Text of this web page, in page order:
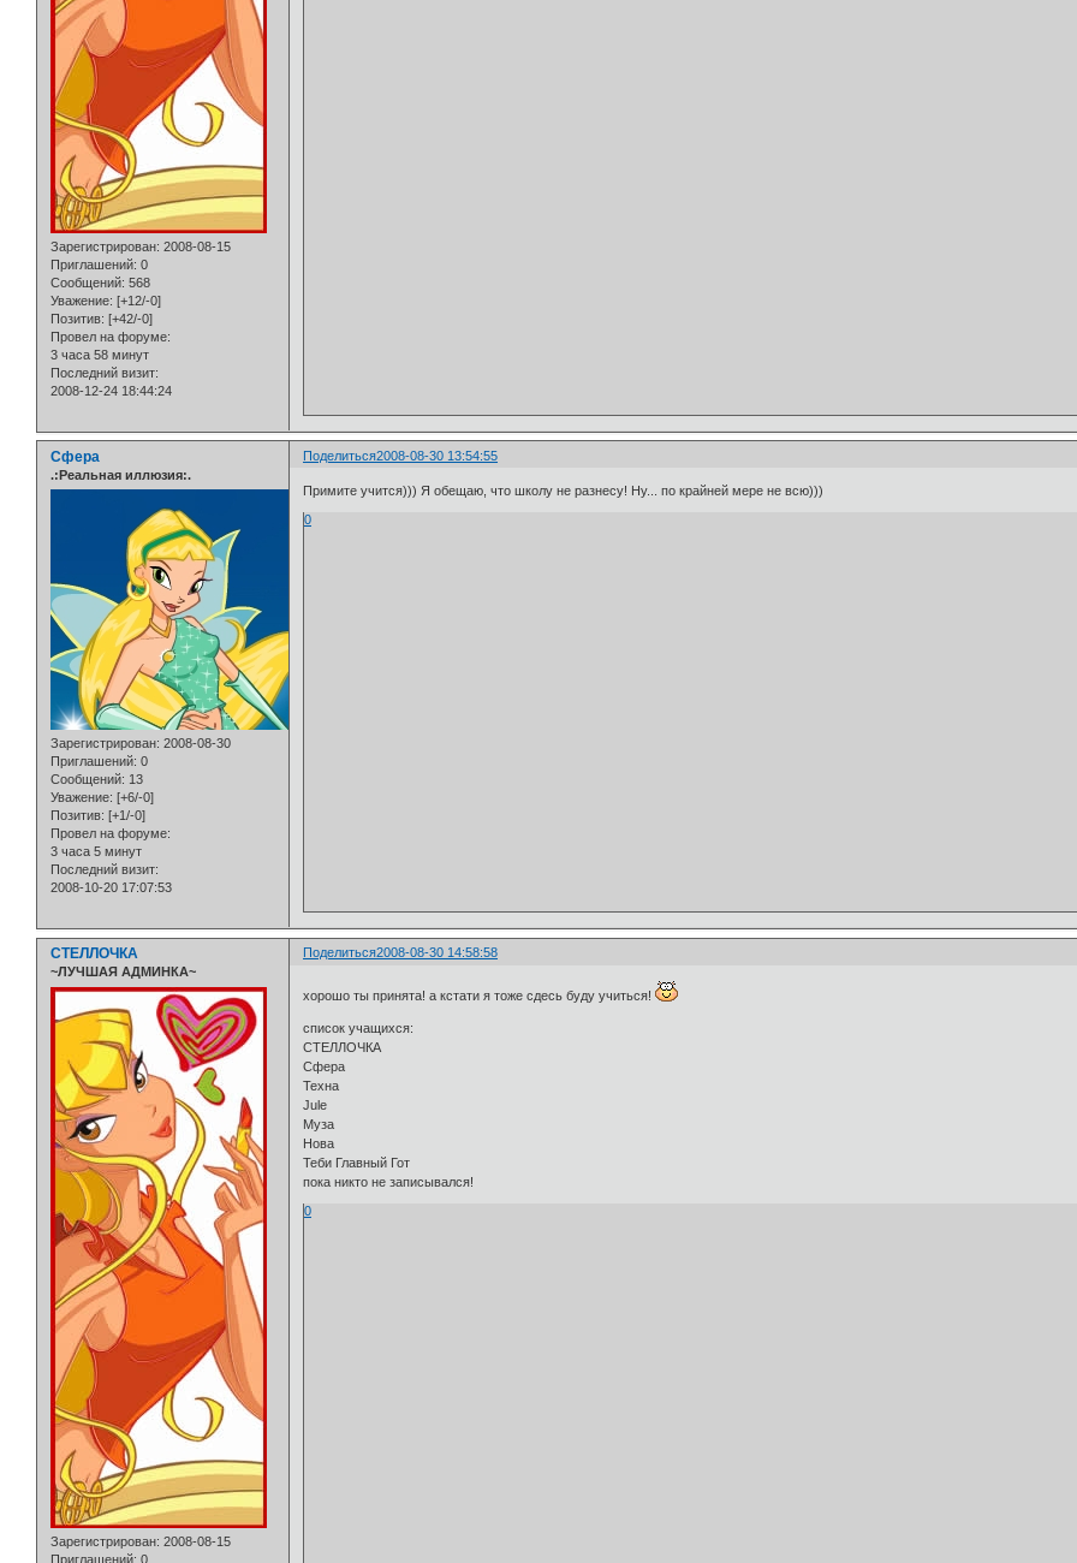
Зарегистрирован: 2008-08-15
Приглашений: 0
Сообщений: 568
Уважение: [+12/-0]
Позитив: [+42/-0]
Провел на форуме:
3 часа 58 минут
Последний визит:
2008-12-24 18:44:24
Поделиться2008-08-30 13:54:55
Сфера
.:Реальная иллюзия:.
Зарегистрирован: 2008-08-30
Приглашений: 0
Сообщений: 13
Уважение: [+6/-0]
Позитив: [+1/-0]
Провел на форуме:
3 часа 5 минут
Последний визит:
2008-10-20 17:07:53
Примите учится))) Я обещаю, что школу не разнесу! Ну... по крайней мере не всю)))
0
Поделиться2008-08-30 14:58:58
СТЕЛЛОЧКА
~ЛУЧШАЯ АДМИНКА~
Зарегистрирован: 2008-08-15
Приглашений: 0
хорошо ты принята! а кстати я тоже сдесь буду учиться!
список учащихся:
СТЕЛЛОЧКА
Сфера
Техна
Jule
Муза
Нова
Теби Главный Гот
пока никто не записывался!
0